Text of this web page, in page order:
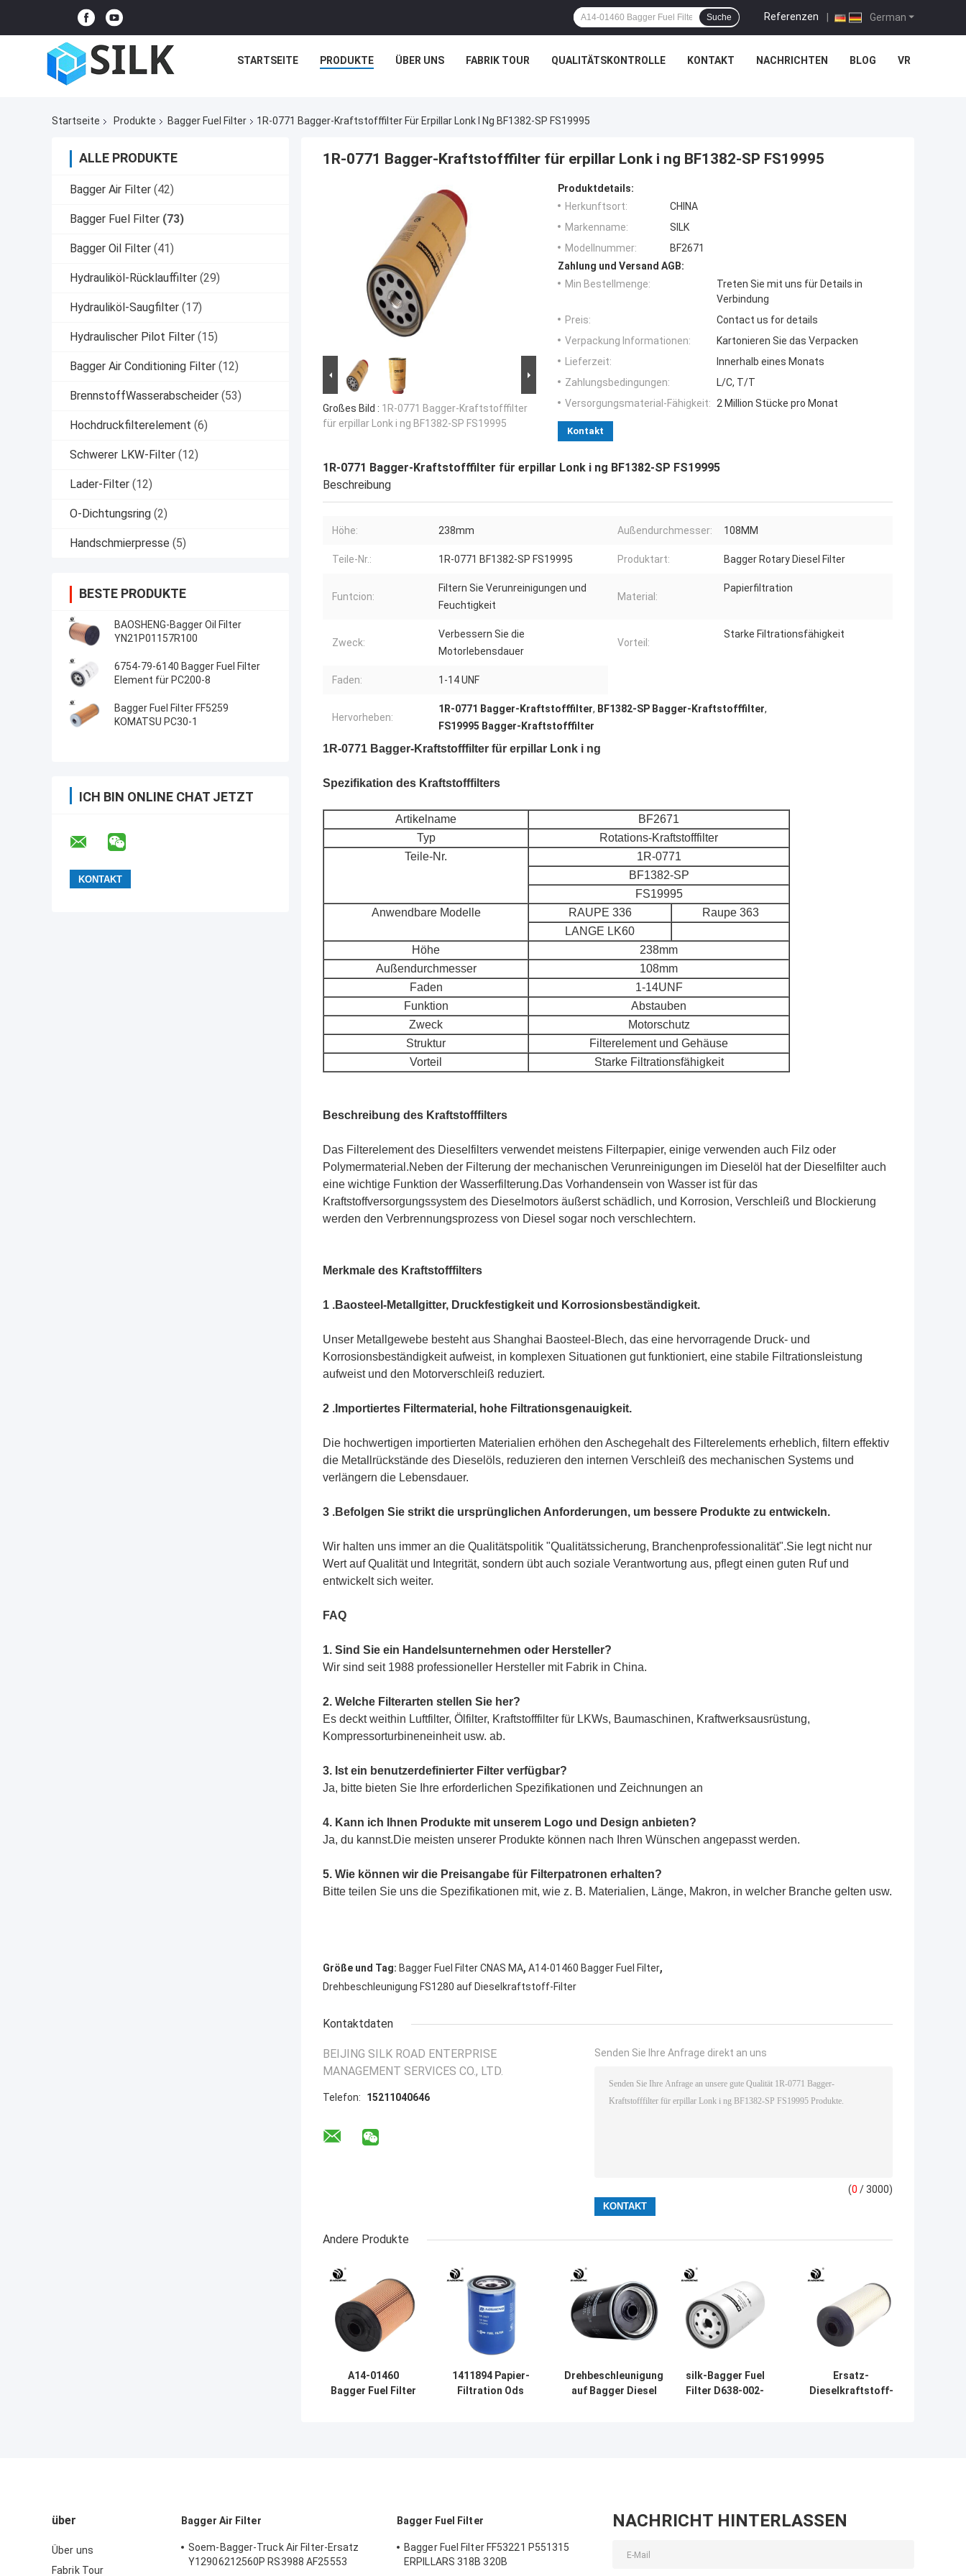
German
Referenzen |
Suche
STARTSEITE PRODUKTE ÜBER UNS FABRIK TOUR QUALITÄTSKONTROLLE KONTAKT NACHRICHTEN BLOG VR
Startseite Produkte Bagger Fuel Filter 1R-0771 Bagger-Kraftstofffilter Für Erpillar Lonk I Ng BF1382-SP FS19995
ALLE PRODUKTE
Bagger Air Filter (42)
Bagger Fuel Filter (73)
Bagger Oil Filter (41)
Hydrauliköl-Rücklauffilter (29)
Hydrauliköl-Saugfilter (17)
Hydraulischer Pilot Filter (15)
Bagger Air Conditioning Filter (12)
BrennstoffWasserabscheider (53)
Hochdruckfilterelement (6)
Schwerer LKW-Filter (12)
Lader-Filter (12)
O-Dichtungsring (2)
Handschmierpresse (5)
BESTE PRODUKTE
BAOSHENG-Bagger Oil Filter
YN21P01157R100
6754-79-6140 Bagger Fuel Filter
Element für PC200-8
Bagger Fuel Filter FF5259
KOMATSU PC30-1
ICH BIN ONLINE CHAT JETZT
1R-0771 Bagger-Kraftstofffilter für erpillar Lonk i ng BF1382-SP FS19995
Großes Bild : 1R-0771 Bagger-Kraftstofffilter
für erpillar Lonk i ng BF1382-SP FS19995
Produktdetails:
Herkunftsort:
CHINA
Markenname:
SILK
Modellnummer:
BF2671
Zahlung und Versand AGB:
Min Bestellmenge:
Treten Sie mit uns für Details in
Verbindung
Preis:
Contact us for details
Verpackung Informationen:
Kartonieren Sie das Verpacken
Lieferzeit:
Innerhalb eines Monats
Zahlungsbedingungen:
L/C, T/T
Versorgungsmaterial-Fähigkeit: 2 Million Stücke pro Monat
Kontakt
1R-0771 Bagger-Kraftstofffilter für erpillar Lonk i ng BF1382-SP FS19995
Beschreibung
Höhe: 238mm Außendurchmesser: 108MM
Teile-Nr.: 1R-0771 BF1382-SP FS19995 Produktart: Bagger Rotary Diesel Filter
Funtcion:
Filtern Sie Verunreinigungen und
Feuchtigkeit
Material:
Papierfiltration
Zweck:
Verbessern Sie die
Motorlebensdauer
Vorteil:
Starke Filtrationsfähigkeit
Faden: 1-14 UNF
Hervorheben:
1R-0771 Bagger-Kraftstofffilter, BF1382-SP Bagger-Kraftstofffilter,
FS19995 Bagger-Kraftstofffilter
1R-0771 Bagger-Kraftstofffilter für erpillar Lonk i ng
Spezifikation des Kraftstofffilters
Artikelname
BF2671
Typ
Rotations-Kraftstofffilter
Teile-Nr.
1R-0771
BF1382-SP
FS19995
Anwendbare Modelle
RAUPE 336
Raupe 363
LANGE LK60
Höhe
238mm
Außendurchmesser
108mm
Faden
1-14UNF
Funktion
Abstauben
Zweck
Motorschutz
Struktur
Filterelement und Gehäuse
Vorteil
Starke Filtrationsfähigkeit
Beschreibung des Kraftstofffilters
Das Filterelement des Dieselfilters verwendet meistens Filterpapier, einige verwenden auch Filz oder
Polymermaterial.Neben der Filterung der mechanischen Verunreinigungen im Dieselöl hat der Dieselfilter auch
eine wichtige Funktion der Wasserfilterung.Das Vorhandensein von Wasser ist für das
Kraftstoffversorgungssystem des Dieselmotors äußerst schädlich, und Korrosion, Verschleiß und Blockierung
werden den Verbrennungsprozess von Diesel sogar noch verschlechtern.
Merkmale des Kraftstofffilters
1 .Baosteel-Metallgitter, Druckfestigkeit und Korrosionsbeständigkeit.
Unser Metallgewebe besteht aus Shanghai Baosteel-Blech, das eine hervorragende Druck- und
Korrosionsbeständigkeit aufweist, in komplexen Situationen gut funktioniert, eine stabile Filtrationsleistung
aufweist und den Motorverschleiß reduziert.
2 .Importiertes Filtermaterial, hohe Filtrationsgenauigkeit.
Die hochwertigen importierten Materialien erhöhen den Aschegehalt des Filterelements erheblich, filtern effektiv
die Metallrückstände des Dieselöls, reduzieren den internen Verschleiß des mechanischen Systems und
verlängern die Lebensdauer.
3 .Befolgen Sie strikt die ursprünglichen Anforderungen, um bessere Produkte zu entwickeln.
Wir halten uns immer an die Qualitätspolitik "Qualitätssicherung, Branchenprofessionalität".Sie legt nicht nur
Wert auf Qualität und Integrität, sondern übt auch soziale Verantwortung aus, pflegt einen guten Ruf und
entwickelt sich weiter.
FAQ
1. Sind Sie ein Handelsunternehmen oder Hersteller?
Wir sind seit 1988 professioneller Hersteller mit Fabrik in China.
2. Welche Filterarten stellen Sie her?
Es deckt weithin Luftfilter, Ölfilter, Kraftstofffilter für LKWs, Baumaschinen, Kraftwerksausrüstung,
Kompressorturbineneinheit usw. ab.
3. Ist ein benutzerdefinierter Filter verfügbar?
Ja, bitte bieten Sie Ihre erforderlichen Spezifikationen und Zeichnungen an
4. Kann ich Ihnen Produkte mit unserem Logo und Design anbieten?
Ja, du kannst.Die meisten unserer Produkte können nach Ihren Wünschen angepasst werden.
5. Wie können wir die Preisangabe für Filterpatronen erhalten?
Bitte teilen Sie uns die Spezifikationen mit, wie z. B. Materialien, Länge, Makron, in welcher Branche gelten usw.
Größe und Tag: Bagger Fuel Filter CNAS MA, A14-01460 Bagger Fuel Filter,
Drehbeschleunigung FS1280 auf Dieselkraftstoff-Filter
Kontaktdaten
BEIJING SILK ROAD ENTERPRISE
MANAGEMENT SERVICES CO., LTD.
Telefon: 15211040646
Senden Sie Ihre Anfrage direkt an uns
(0 / 3000)
Andere Produkte
A14-01460
Bagger Fuel Filter
1411894 Papier-
Filtration Ods
Drehbeschleunigung
auf Bagger Diesel
silk-Bagger Fuel
Filter D638-002-
Ersatz-
Dieselkraftstoff-
über
Über uns
Fabrik Tour
Bagger Air Filter
Soem-Bagger-Truck Air Filter-Ersatz
Y12906212560P RS3988 AF25553
Bagger Fuel Filter
Bagger Fuel Filter FF53221 P551315
ERPILLARS 318B 320B
NACHRICHT HINTERLASSEN